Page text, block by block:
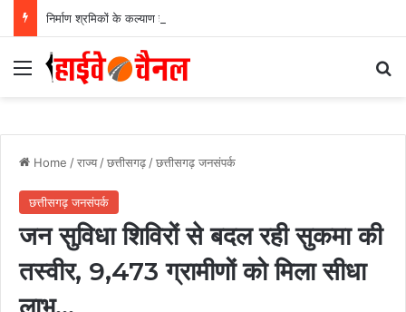
Menu
Home /राज्य /छत्तीसगढ़ /छत्तीसगढ़ जनसंपर्क
छत्तीसगढ़ जनसंपर्क
जन सुविधा शिविरों से बदल रही सुकमा की
तस्वीर, 9,473 ग्रामीणों को मिला सीधा